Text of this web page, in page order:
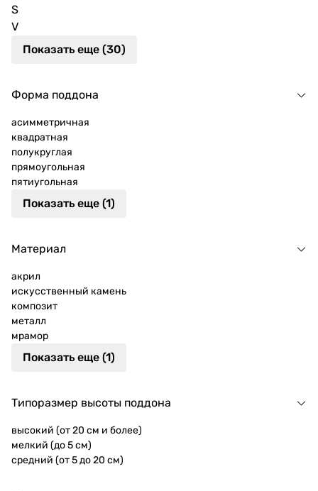
S
V
Показать еще (30)
Форма поддона
асимметричная
квадратная
полукруглая
прямоугольная
пятиугольная
Показать еще (1)
Материал
акрил
искусственный камень
композит
металл
мрамор
Показать еще (1)
Типоразмер высоты поддона
высокий (от 20 см и более)
мелкий (до 5 см)
средний (от 5 до 20 см)